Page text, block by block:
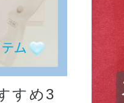
すめ3